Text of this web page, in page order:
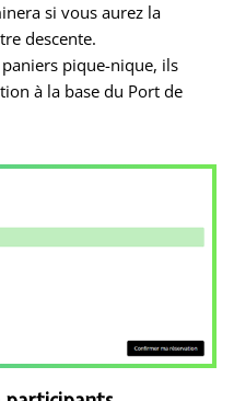
si vous aurez la
descente.
pique-nique, ils
à la base du Port de